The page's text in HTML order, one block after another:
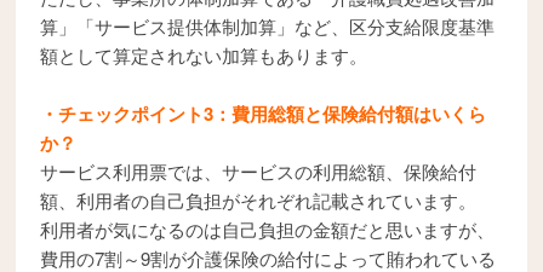
算」「サービス提供体制加算」など、区分支給限度基準
額として算定されない加算もあります。
・チェックポイント3：費用総額と保険給付額はいくら
か？
サービス利用票では、サービスの利用総額、保険給付
額、利用者の自己負担がそれぞれ記載されています。
利用者が気になるのは自己負担の金額だと思いますが、
費用の7割～9割が介護保険の給付によって賄われている